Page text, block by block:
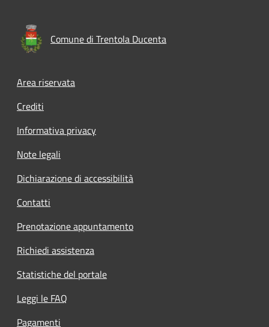
Comune di Trentola Ducenta
Footer menu
Area riservata
Crediti
Informativa privacy
Note legali
Dichiarazione di accessibilità
Contatti
Prenotazione appuntamento
Richiedi assistenza
Statistiche del portale
Leggi le FAQ
Pagamenti